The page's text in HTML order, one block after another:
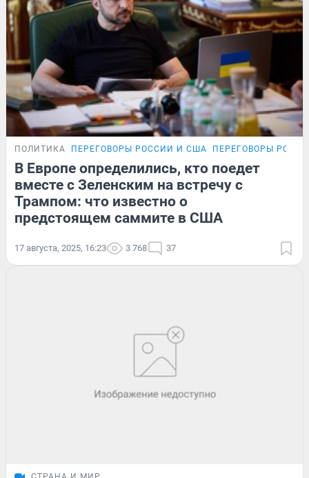
ПОЛИТИКА ПЕРЕГОВОРЫ РОССИИ И США ПЕРЕГОВОРЫ
В Европе определились, кто поедет
вместе с Зеленским на встречу с
Трампом: что известно о
предстоящем саммите в США
17 августа, 2025, 16:23 3 768 37